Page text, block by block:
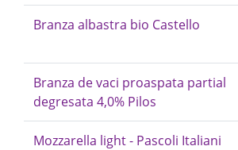
Branza albastra bio Castello
Branza de vaci proaspata partial
degresata 4,0% Pilos
Mozzarella light - Pascoli Italiani